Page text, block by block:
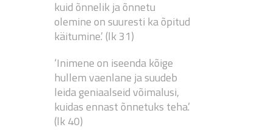
kuid õnnelik ja õnnetu
olemine on suuresti ka õpitud
käitumine.’ (lk 31)
‘Inimene on iseenda kõige
hullem vaenlane ja suudeb
leida geniaalseid võimalusi,
kuidas ennast õnnetuks teha.’
(lk 40)